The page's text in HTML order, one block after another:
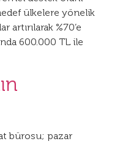
ülkelere yönelik
artırılarak %70’e
600.000 TL ile
bürosu; pazar